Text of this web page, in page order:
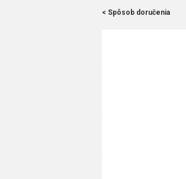
< Spôsob doručenia